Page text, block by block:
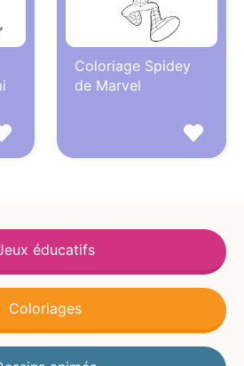
Coloriage Spidey
de Marvel
éducatifs
Coloriages